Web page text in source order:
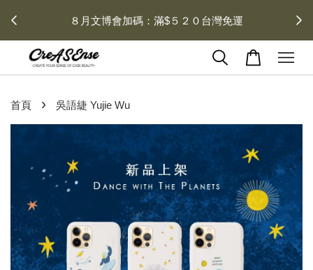
８月文博會加碼：滿$５２０台灣免運
首頁 › 吳語緁 Yujie Wu